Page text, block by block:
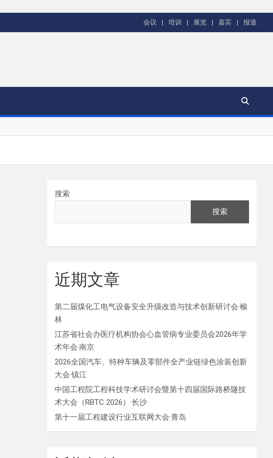
会议 培训 展览 嘉宾 报道
搜索
搜索
近期文章
第二届煤化工电气设备安全升级改造与技术创新研讨会·榆
林
江苏省社会办医疗机构协会心血管病专业委员会2026年学
术年会·南京
2026全国汽车、特种车辆及零部件全产业链绿色涂装创新
大会·镇江
中国工程院工程科技学术研讨会暨第十四届国际路桥隧技
术大会（RBTC 2026）·长沙
第十一届工程建设行业互联网大会·青岛